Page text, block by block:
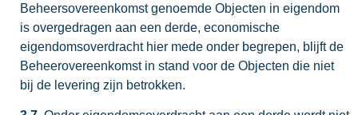
Beheersovereenkomst genoemde Objecten in eigendom
is overgedragen aan een derde, economische
eigendomsoverdracht hier mede onder begrepen, blijft de
Beheerovereenkomst in stand voor de Objecten die niet
bij de levering zijn betrokken.